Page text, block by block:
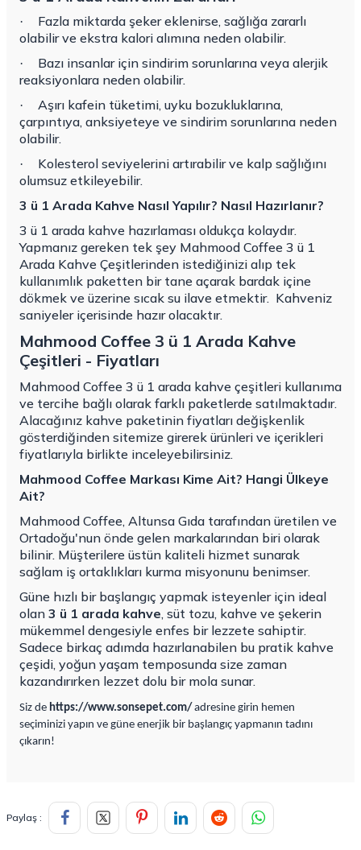
·
Fazla miktarda şeker eklenirse, sağlığa zararlı
olabilir ve ekstra kalori alımına neden olabilir.
·
Bazı insanlar için sindirim sorunlarına veya alerjik
reaksiyonlara neden olabilir.
·
Aşırı kafein tüketimi, uyku bozukluklarına,
çarpıntıya, anksiyeteye ve sindirim sorunlarına neden
olabilir.
·
Kolesterol seviyelerini artırabilir ve kalp sağlığını
olumsuz etkileyebilir.
3 ü 1 Arada Kahve Nasıl Yapılır? Nasıl Hazırlanır?
3 ü 1 arada kahve hazırlaması oldukça kolaydır.
Yapmanız gereken tek şey Mahmood Coffee 3 ü 1
Arada Kahve Çeşitlerinden istediğinizi alıp tek
kullanımlık paketten bir tane açarak bardak içine
dökmek ve üzerine sıcak su ilave etmektir. Kahveniz
saniyeler içerisinde hazır olacaktır.
Mahmood Coffee 3 ü 1 Arada Kahve
Çeşitleri - Fiyatları
Mahmood Coffee 3 ü 1 arada kahve çeşitleri kullanıma
ve tercihe bağlı olarak farklı paketlerde satılmaktadır.
Alacağınız kahve paketinin fiyatları değişkenlik
gösterdiğinden sitemize girerek ürünleri ve içerikleri
fiyatlarıyla birlikte inceleyebilirsiniz.
Mahmood Coffee Markası Kime Ait? Hangi Ülkeye
Ait?
Mahmood Coffee, Altunsa Gıda tarafından üretilen ve
Ortadoğu'nun önde gelen markalarından biri olarak
bilinir. Müşterilere üstün kaliteli hizmet sunarak
sağlam iş ortaklıkları kurma misyonunu benimser.
Güne hızlı bir başlangıç yapmak isteyenler için ideal
olan 3 ü 1 arada kahve, süt tozu, kahve ve şekerin
mükemmel dengesiyle enfes bir lezzete sahiptir.
Sadece birkaç adımda hazırlanabilen bu pratik kahve
çeşidi, yoğun yaşam temposunda size zaman
kazandırırken lezzet dolu bir mola sunar.
Siz de https://www.sonsepet.com/ adresine girin hemen
seçiminizi yapın ve güne enerjik bir başlangıç yapmanın tadını
çıkarın!
Paylaş :